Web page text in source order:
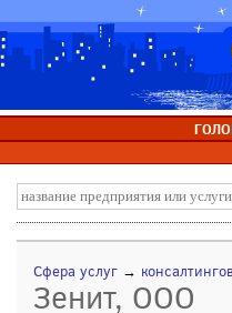
Сфера услуг →
Зенит, ООО